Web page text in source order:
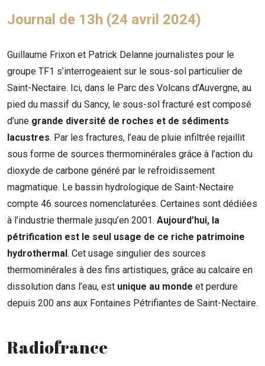
Journal de 13h (24 avril 2024)
Guillaume Frixon et Patrick Delanne journalistes pour le
groupe TF1 s’interrogeaient sur le sous-sol particulier de
Saint-Nectaire. Ici, dans le Parc des Volcans d’Auvergne, au
pied du massif du Sancy, le sous-sol fracturé est composé
d’une grande diversité de roches et de sédiments
lacustres. Par les fractures, l’eau de pluie infiltrée rejaillit
sous forme de sources thermominérales grâce à l’action du
dioxyde de carbone généré par le refroidissement
magmatique. Le bassin hydrologique de Saint-Nectaire
compte 46 sources nomenclaturées. Certaines sont dédiées
à l’industrie thermale jusqu’en 2001. Aujourd’hui, la
pétrification est le seul usage de ce riche patrimoine
hydrothermal. Cet usage singulier des sources
thermominérales à des fins artistiques, grâce au calcaire en
dissolution dans l’eau, est unique au monde et perdure
depuis 200 ans aux Fontaines Pétrifiantes de Saint-Nectaire.
Radiofrance